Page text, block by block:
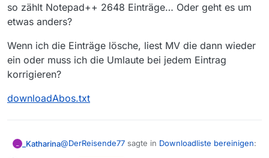
so zählt Notepad++ 2648 Einträge… Oder geht es um
etwas anders?
Wenn ich die Einträge lösche, liest MV die dann wieder
ein oder muss ich die Umlaute bei jedem Eintrag
korrigieren?
downloadAbos.txt
_Katharina@DerReisende77 sagte in Downloadliste bereinigen: